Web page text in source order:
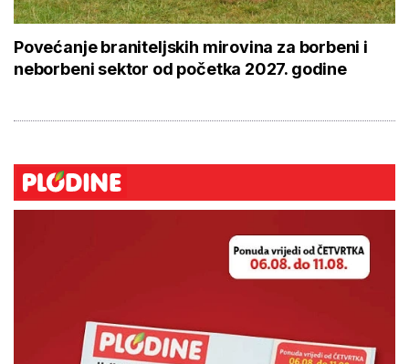
Povećanje braniteljskih mirovina za borbeni i
neborbeni sektor od početka 2027. godine